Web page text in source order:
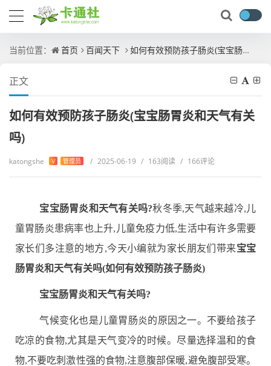
当前位置： 首页 百闻天下 如何有效预防孩子肠炎(宝宝肠胃炎和天气有关吗)
正文
如何有效预防孩子肠炎(宝宝肠胃炎和天气有关
吗)
katongshe V 管理员 / 2025-06-19 / 163阅读 / 166评论
宝宝肠胃炎和天气有关吗?秋冬季,天气越来越冷,儿
童胃肠炎患病率也上升,儿童免疫力低,生活中有许多需要
家长们多注意的地方,今天小编就为家长朋友们带来宝宝
肠胃炎和天气有关吗(如何有效预防孩子肠炎)
宝宝肠胃炎和天气有关吗?
气候变化也是儿童胃肠炎的原因之一。不要给孩子
吃凉的食物,尤其是天气变冷的时候。尽量选择温和的食
物,不要吃刺激性强的食物,注意腹部保暖,避免腹部受寒。